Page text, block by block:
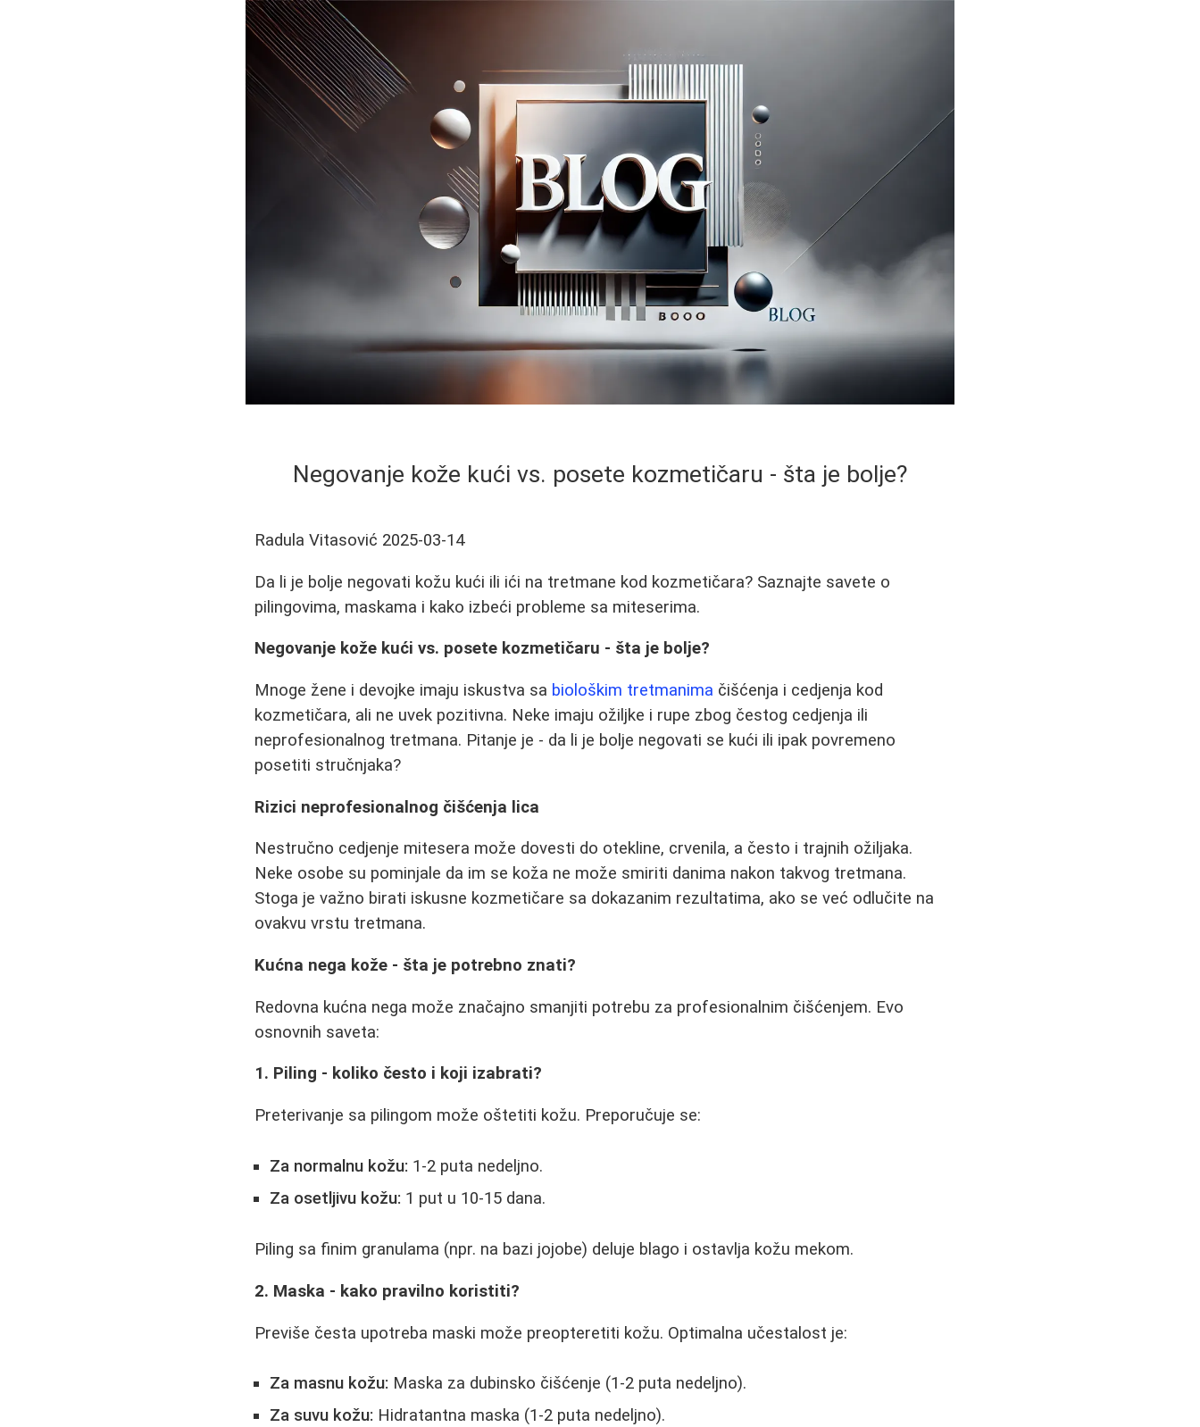
Negovanje kože kući vs. posete kozmetičaru - šta je bolje?
Radula Vitasović 2025-03-14
Da li je bolje negovati kožu kući ili ići na tretmane kod kozmetičara? Saznajte savete o
pilingovima, maskama i kako izbeći probleme sa miteserima.
Negovanje kože kući vs. posete kozmetičaru - šta je bolje?
Mnoge žene i devojke imaju iskustva sa biološkim tretmanima čišćenja i cedjenja kod
kozmetičara, ali ne uvek pozitivna. Neke imaju ožiljke i rupe zbog čestog cedjenja ili
neprofesionalnog tretmana. Pitanje je - da li je bolje negovati se kući ili ipak povremeno
posetiti stručnjaka?
Rizici neprofesionalnog čišćenja lica
Nestručno cedjenje mitesera može dovesti do otekline, crvenila, a često i trajnih ožiljaka.
Neke osobe su pominjale da im se koža ne može smiriti danima nakon takvog tretmana.
Stoga je važno birati iskusne kozmetičare sa dokazanim rezultatima, ako se već odlučite na
ovakvu vrstu tretmana.
Kućna nega kože - šta je potrebno znati?
Redovna kućna nega može značajno smanjiti potrebu za profesionalnim čišćenjem. Evo
osnovnih saveta:
1. Piling - koliko često i koji izabrati?
Preterivanje sa pilingom može oštetiti kožu. Preporučuje se:
Za normalnu kožu: 1-2 puta nedeljno.
Za osetljivu kožu: 1 put u 10-15 dana.
Piling sa finim granulama (npr. na bazi jojobe) deluje blago i ostavlja kožu mekom.
2. Maska - kako pravilno koristiti?
Previše česta upotreba maski može preopteretiti kožu. Optimalna učestalost je:
Za masnu kožu: Maska za dubinsko čišćenje (1-2 puta nedeljno).
Za suvu kožu: Hidratantna maska (1-2 puta nedeljno).